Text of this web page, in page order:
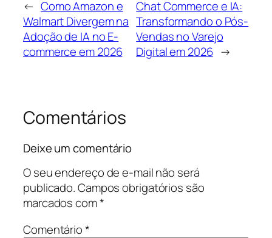
← Como Amazon e
Walmart Divergem na
Adoção de IA no E-
commerce em 2026
Chat Commerce e IA:
Transformando o Pós-
Vendas no Varejo
Digital em 2026 →
Comentários
Deixe um comentário
O seu endereço de e-mail não será
publicado.Campos obrigatórios são
marcados com*
Comentário*